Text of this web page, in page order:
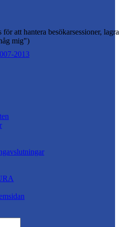
2013
att hantera besökarsessioner, lagra
mig")